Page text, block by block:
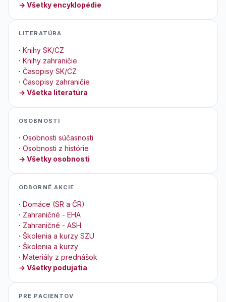
→ Všetky encyklopédie
LITERATÚRA
· Knihy SK/CZ
· Knihy zahraničie
· Časopisy SK/CZ
· Časopisy zahraničie
→ Všetka literatúra
OSOBNOSTI
· Osobnosti súčasnosti
· Osobnosti z histórie
→ Všetky osobnosti
ODBORNÉ AKCIE
· Domáce (SR a ČR)
· Zahraničné - EHA
· Zahraničné - ASH
· Školenia a kurzy SZU
· Školenia a kurzy
· Materiály z prednášok
→ Všetky podujatia
PRE PACIENTOV